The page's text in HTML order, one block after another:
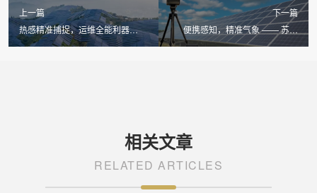
上一篇
热感精准捕捉，运维全能利器
—— 苏州 LAILX LX-F100 手持红
下一篇
便携感知，精准气象 —— 苏州
LAILX LXH506 便携式气象站赋能
相关文章
RELATED ARTICLES